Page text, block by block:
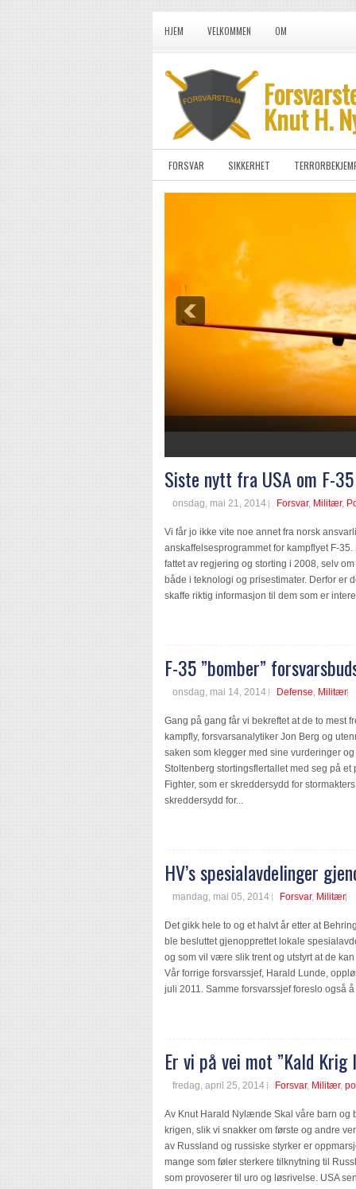
HJEM VELKOMMEN OM
Knut H.
FORSVAR SIKKERHET
Siste nytt fra USA om F-
onsdag, mai 21, 2014 Forsvar, Militær,
Vi får jo ikke vite noe annet fra norsk
anskaffelsesprogrammet for kampflyet F-
fattet av regjering og storting i 2008, selv
både i teknologi og prisestimater. Derfor er
skaffe riktig informasjon til dem som er
F-35 ”bomber”
onsdag, mai 14, 2014 Defense, Militær
Gang på gang får vi bekreftet at de to mest
kampfly, forsvarsanalytiker Jon Berg og
saken som klegger med sine vurderinger
Stoltenberg stortingsflertallet med seg på
Fighter, som er skreddersydd for
skreddersydd for...
HV’s spesialavdelinger
mandag, mai 05, 2014 Forsvar, Militær
Det gikk hele to og et halvt år etter at
ble besluttet gjenopprettet lokale
og som vil være slik trent og utstyrt at de
Vår forrige forsvarssjef, Harald Lunde,
juli 2011. Samme forsvarssjef foreslo også
Er vi på vei mot ”Kald Krig
fredag, april 25, 2014 Forsvar, Militær,
Av Knut Harald Nylænde Skal våre barn og
krigen, slik vi snakker om første og andre
av Russland og russiske styrker er
mange som føler sterkere tilknytning til
som provoserer til uro og løsrivelse. USA